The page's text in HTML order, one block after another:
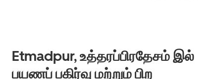
Etmadpur, உத்தரப்பிரதேசம் இல்
பயணப் பகிர்வு மற்றும் பிற